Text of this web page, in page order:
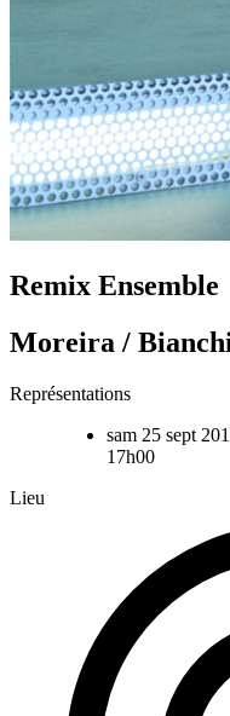
Remix Ensemble
Moreira /
Représentations
sam 25 sept
17h00
Lieu